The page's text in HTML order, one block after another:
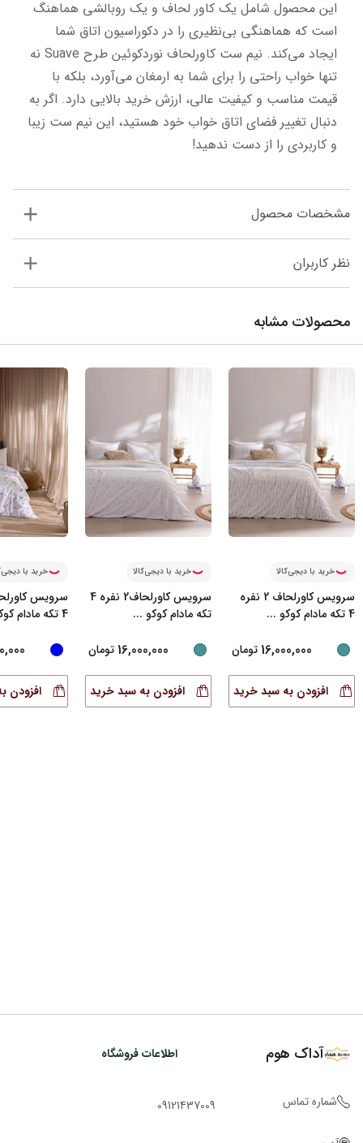
و کاربردی را از دست ندهید!
مشخصات محصول
نظر کاربران
محصولات مشابه
خرید با دیجی‌کالا
سرویس کاورلحاف 2 نفره
4 تکه مادام کوکو
...
16,000,000 تومان
افزودن به سبد خرید
خرید با دیجی‌کالا
سرویس کاورلحاف2 نفره 4
تکه مادام کوکو ...
16,000,000 تومان
افزودن به سبد خرید
خرید با
4 تکه مادام کوکو
افزودن
آداک هوم اطلاعات فروشگاه
شماره تماس 09121437009